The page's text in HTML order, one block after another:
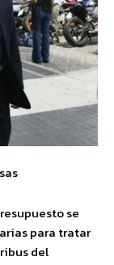
se
para tratar
del